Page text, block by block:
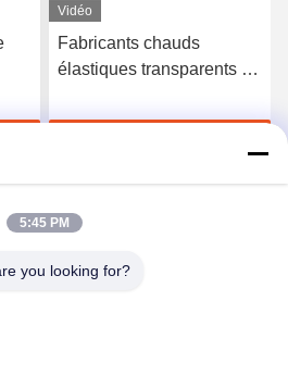
le
Vidéo
Fabricants chauds
élastiques transparents de
polyuréthane TPU
5:45 PM
you looking for?